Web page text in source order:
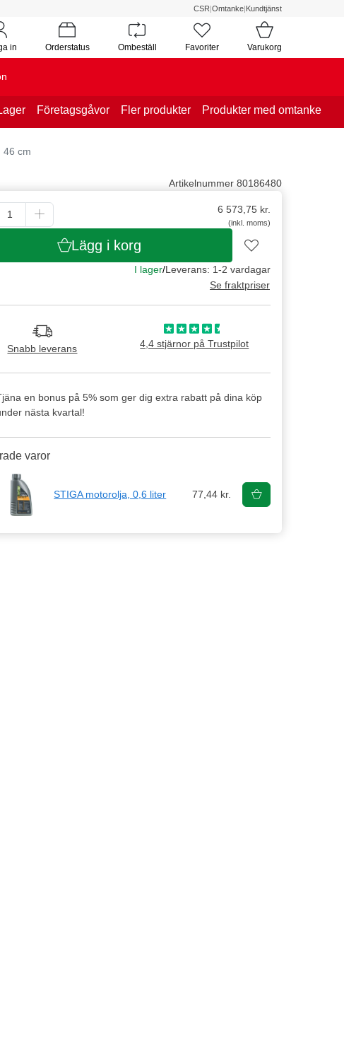
CSR|Omtanke|Kundtjänst
in Orderstatus Ombeställ Favoriter Varukorg
Företagsgåvor Fler produkter Produkter med omtanke
46 cm
Artikelnummer 80186480
6 573,75kr.
(inkl. moms)
Lägg i korg
I lager/Leverans: 1-2 vardagar
Se fraktpriser
Snabb leverans 4,4 stjärnor på Trustpilot
en bonus på 5% som ger dig extra rabatt på dina köp
nästa kvartal!
varor
STIGA motorolja, 0,6 liter 77,44 kr.